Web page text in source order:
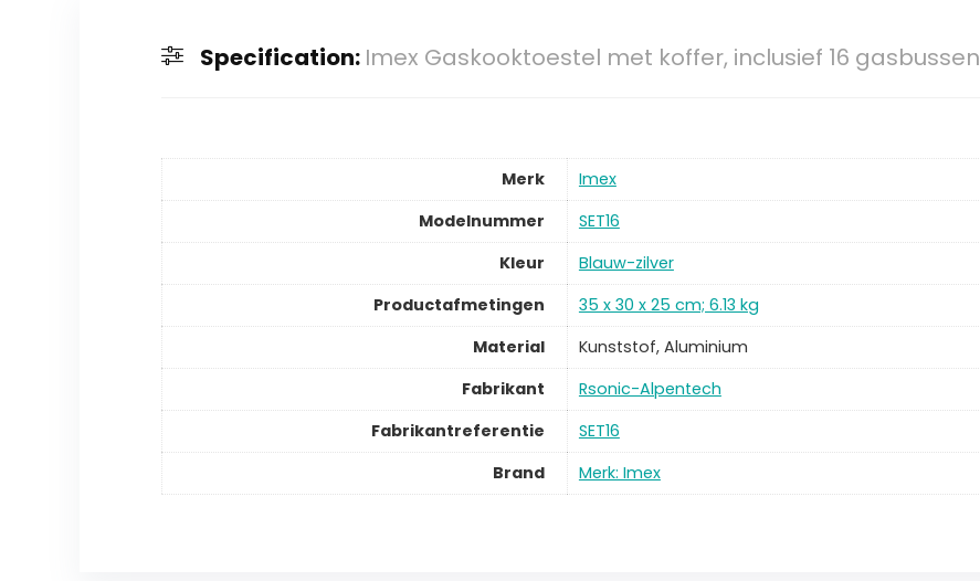
Specification: Imex Gaskooktoestel met koffer, inclusief 16 gasbussen
Merk
Imex
Modelnummer
SET16
Kleur
Blauw-zilver
Productafmetingen
35 x 30 x 25 cm; 6.13 kg
Material
Kunststof, Aluminium
Fabrikant
Rsonic-Alpentech
Fabrikantreferentie
SET16
Brand
Merk: Imex